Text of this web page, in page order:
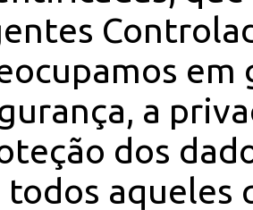
em
a
dos
todos aqueles